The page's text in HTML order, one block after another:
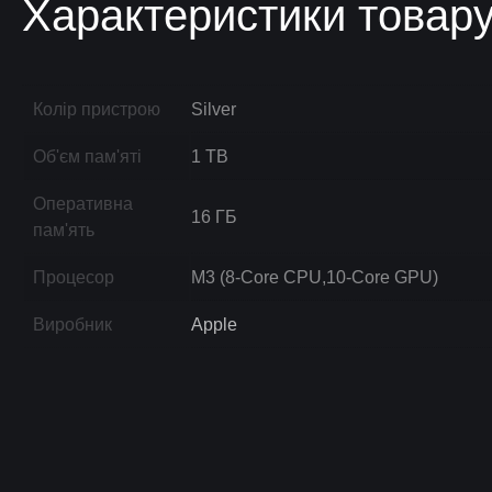
Характеристики
Колір пристрою Silver
Об'єм пам'яті 1 TB
Оперативна
пам'ять
16 ГБ
Процесор M3 (8-Core CPU,10-Core GPU)
Виробник Apple